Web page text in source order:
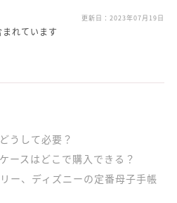
更新日： 2023年07月19日
れています
うして必要？
ースはどこで購入できる？
ー、ディズニーの定番母子手帳